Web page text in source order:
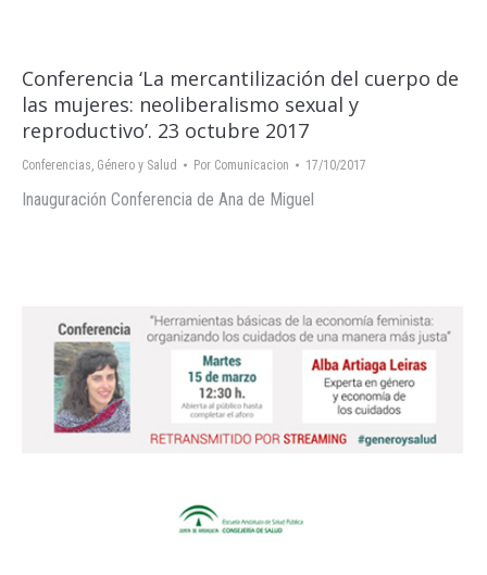
Conferencia ‘La mercantilización del cuerpo de
las mujeres: neoliberalismo sexual y
reproductivo’. 23 octubre 2017
Conferencias, Género y Salud Por Comunicacion 17/10/2017
Inauguración Conferencia de Ana de Miguel